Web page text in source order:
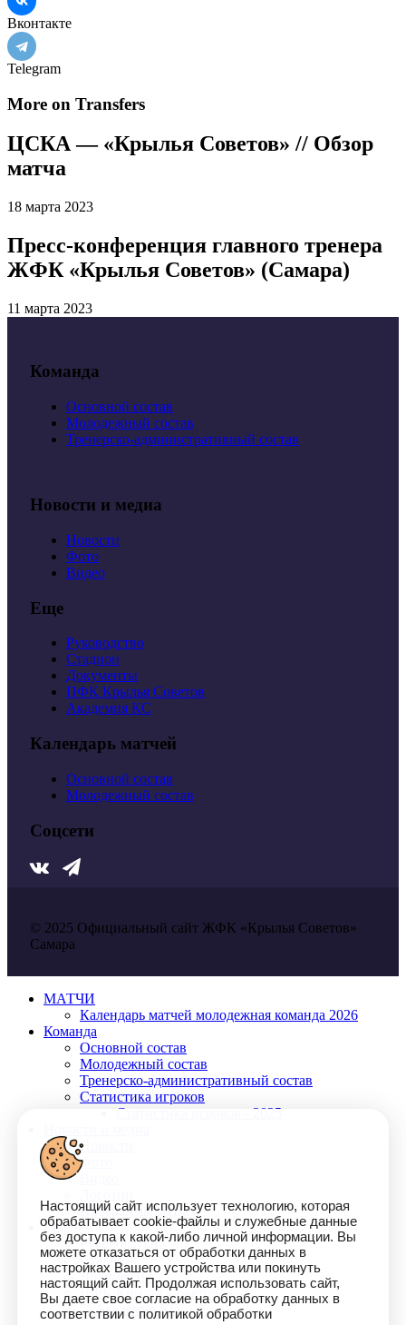
Вконтакте
Telegram
More on Transfers
ЦСКА — «Крылья Советов» // Обзор
матча
18 марта 2023
Пресс-конференция главного тренера
ЖФК «Крылья Советов» (Самара)
11 марта 2023
Команда
Основной состав
Молодежный состав
Тренерско-административный состав
Новости и медиа
Новости
Фото
Видео
Еще
Руководство
Стадион
Документы
ПФК Крылья Советов
Академия КС
Календарь матчей
Основной состав
Молодежный состав
Соцсети
Настоящий сайт использует технологию, которая
обрабатывает cookie-файлы и служебные данные
без доступа к какой-либо личной информации. Вы
можете отказаться от обработки данных в
настройках Вашего устройства или покинуть
настоящий сайт. Продолжая использовать сайт,
Вы даете свое согласие на обработку данных в
соответствии с политикой обработки
© 2025 Официальный сайт ЖФК «Крылья Советов»
Самара
МАТЧИ
Календарь матчей молодежная команда 2026
Команда
Основной состав
Молодежный состав
Тренерско-административный состав
Статистика игроков
Статистика игроков - 2025
Новости
Фото
Программы матчей
Еще •••
Руководство
Стадион
Документы
ПФК Крылья Советов
">Академия КС